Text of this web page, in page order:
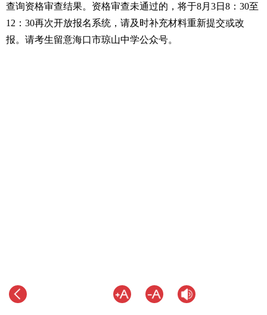
查询资格审查结果。资格审查未通过的，将于8月3日8：30至
12：30再次开放报名系统，请及时补充材料重新提交或改
报。请考生留意海口市琼山中学公众号。